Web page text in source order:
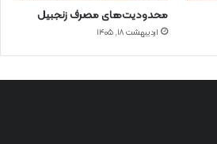
محدودیت‌های مصرف زنجبیل
اردیبهشت ۱۸, ۱۴۰۵